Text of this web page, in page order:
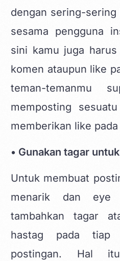
dengan sering-
sesama pengguna
sini kamu juga
komen ataupun like
teman-temanmu
memposting
memberikan like
• Gunakan tagar
Untuk membuat
menarik dan
tambahkan tagar
hastag pada
postingan. Hal